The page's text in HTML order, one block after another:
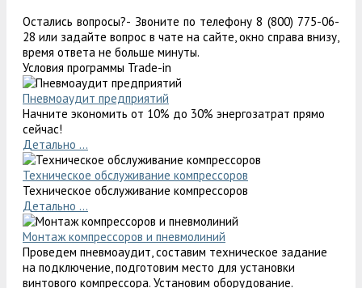
Остались вопросы?- Звоните по телефону 8 (800) 775-06-
28 или задайте вопрос в чате на сайте, окно справа внизу,
время ответа не больше минуты.
Условия программы Trade-in
Пневмоаудит предприятий
Начните экономить от 10% до 30% энергозатрат прямо
сейчас!
Детально ...
Техническое обслуживание компрессоров
Техническое обслуживание компрессоров
Детально ...
Монтаж компрессоров и пневмолиний
Проведем пневмоаудит, составим техническое задание
на подключение, подготовим место для установки
винтового компрессора. Установим оборудование.